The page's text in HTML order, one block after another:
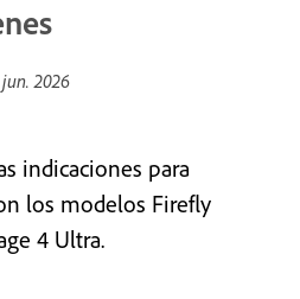
2026
indicaciones para
los modelos Firefly
4 Ultra.